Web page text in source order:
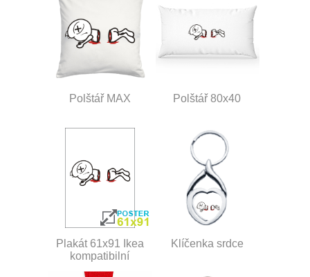
Polštář MAX Polštář 80x40
Plakát 61x91 Ikea
kompatibilní
Klíčenka srdce